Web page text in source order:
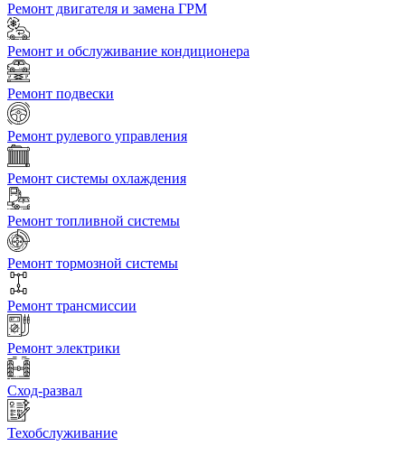
Ремонт двигателя и замена ГРМ
Ремонт и обслуживание кондиционера
Ремонт подвески
Ремонт рулевого управления
Ремонт системы охлаждения
Ремонт топливной системы
Ремонт тормозной системы
Ремонт трансмиссии
Ремонт электрики
Сход-развал
Техобслуживание